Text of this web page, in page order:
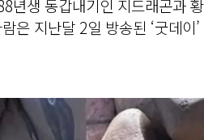
년생 동갑내기인 지드래곤과
은 지난달 2일 방송된 ‘굿데이